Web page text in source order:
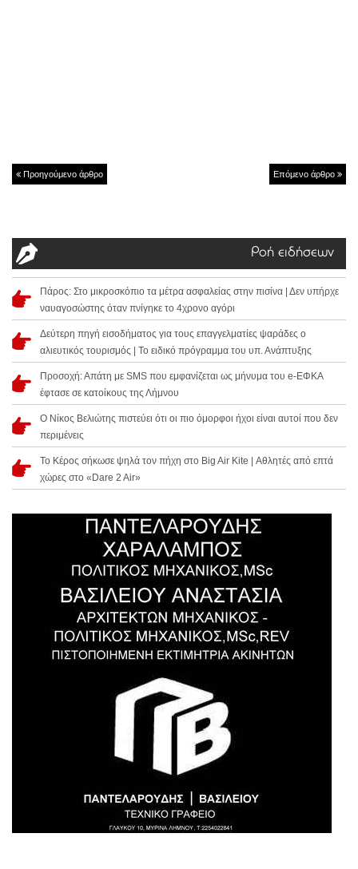
Προηγούμενο άρθρο Επόμενο άρθρο
Ροή ειδήσεων
Πάρος: Στο μικροσκόπιο τα μέτρα ασφαλείας στην πισίνα | Δεν υπήρχε
ναυαγοσώστης όταν πνίγηκε το 4χρονο αγόρι
Δεύτερη πηγή εισοδήματος για τους επαγγελματίες ψαράδες ο
αλιευτικός τουρισμός | Το ειδικό πρόγραμμα του υπ. Ανάπτυξης
Προσοχή: Απάτη με SMS που εμφανίζεται ως μήνυμα του e-ΕΦΚΑ
έφτασε σε κατοίκους της Λήμνου
Ο Νίκος Βελιώτης πιστεύει ότι οι πιο όμορφοι ήχοι είναι αυτοί που δεν
περιμένεις
Το Κέρος σήκωσε ψηλά τον πήχη στο Big Air Kite | Αθλητές από επτά
χώρες στο «Dare 2 Air»